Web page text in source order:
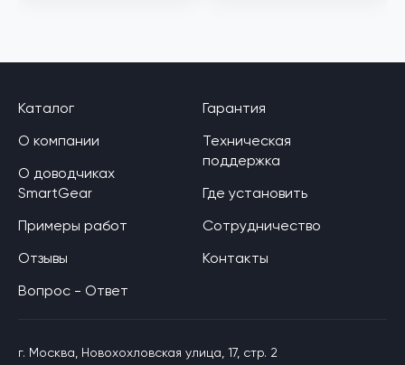
Каталог
О компании
О доводчиках
SmartGear
Примеры работ
Отзывы
Вопрос - Ответ
Гарантия
Техническая
поддержка
Где установить
Сотрудничество
Контакты
г. Москва, Новохохловская улица, 17, стр. 2